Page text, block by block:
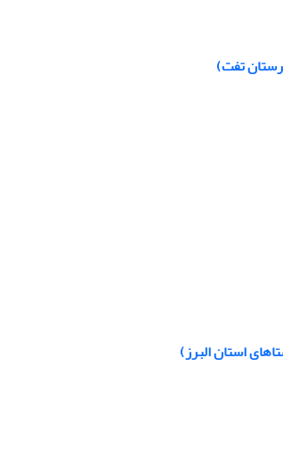
تفت)
استان البرز)